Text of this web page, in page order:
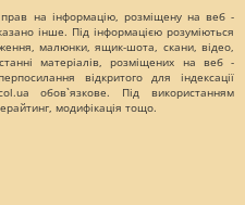
на інформацію, розміщену на веб -
інше. Під інформацією розуміються
малюнки, ящик-шота, скани, відео,
матеріалів, розміщених на веб -
відкритого для індексації
обов`язкове. Під використанням
модифікація тощо.